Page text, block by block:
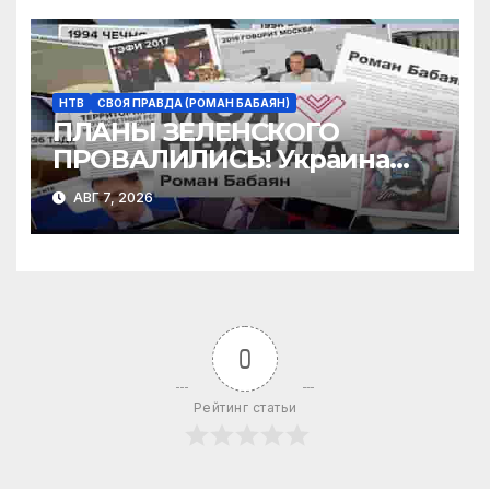
НТВ СВОЯ ПРАВДА (РОМАН БАБАЯН)
ПЛАНЫ ЗЕЛЕНСКОГО
ПРОВАЛИЛИСЬ! Украина
находится в блокаде?
Трамп не поможет! | «Моя
правда»
АВГ 7, 2026
0
Рейтинг статьи